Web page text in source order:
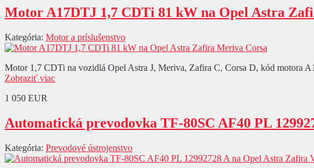
Motor A17DTJ 1,7 CDTi 81 kW na Opel Astra
Kategória: Motor a príslušenstvo
Motor 1,7 CDTi na vozidlá Opel Astra J, Meriva, Zafira C, Corsa D, kód motora
Zobraziť viac
1 050 EUR
Automatická prevodovka TF-80SC AF40 PL
Kategória: Prevodové ústrojenstvo